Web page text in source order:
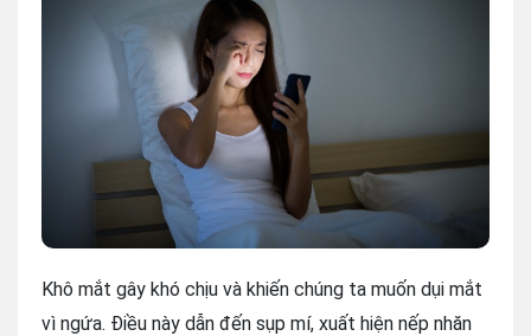
Khô mắt gây khó chịu và khiến chúng ta muốn dụi mắt
vì ngứa. Điều này dẫn đến sụp mí, xuất hiện nếp nhăn